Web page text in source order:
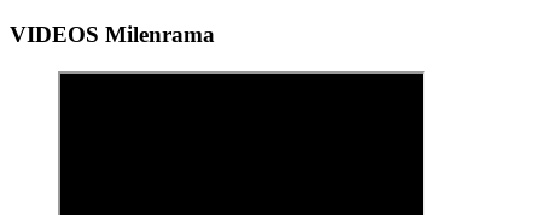
VIDEOS Milenrama